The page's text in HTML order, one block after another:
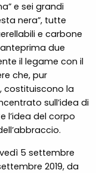
e sei grandi
nera”, tutte
e carbone
due
il legame con il
che, pur
costituiscono la
sull’idea di
l’idea del corpo
5 settembre
2019, da